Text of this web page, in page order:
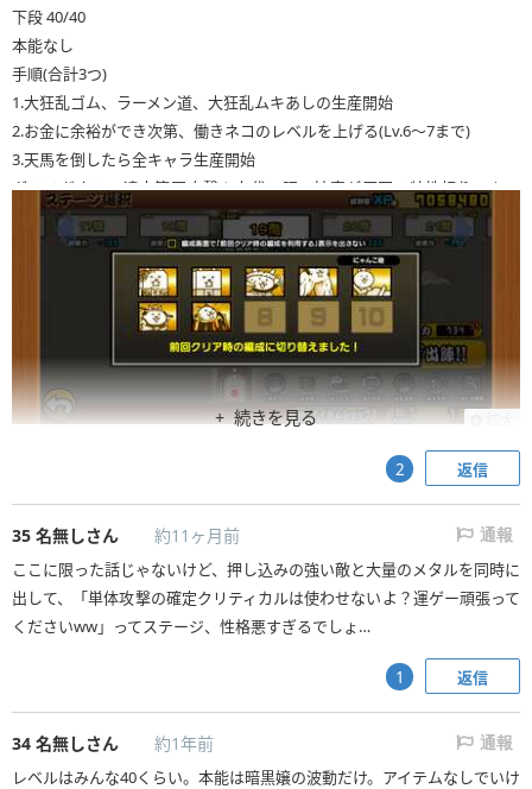
下段 40/40
本能なし
手順(合計3つ)
1.大狂乱ゴム、ラーメン道、大狂乱ムキあしの生産開始
2.お金に余裕ができ次第、働きネコのレベルを上げる(Lv.6〜7まで)
3.天馬を倒したら全キャラ生産開始
ダテメガネルの遠方範囲攻撃＋古代の呪い妨害が原因で特性頼りのキャ
ラは活躍しづらい
続きを見る
返信
2
35 名無しさん 約11ヶ月前 通報
ここに限った話じゃないけど、押し込みの強い敵と大量のメタルを同時に
出して、「単体攻撃の確定クリティカルは使わせないよ？運ゲー頑張って
くださいww」ってステージ、性格悪すぎるでしょ…
返信
1
34 名無しさん 約1年前 通報
レベルはみんな40くらい。本能は暗黒嬢の波動だけ。アイテムなしでいけ